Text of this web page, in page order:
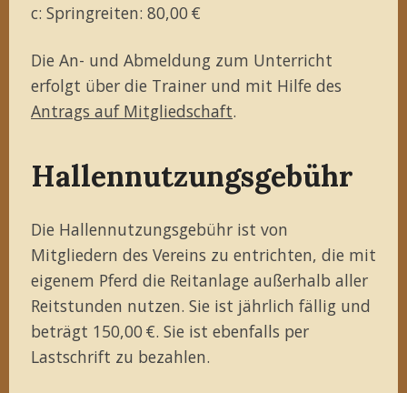
c: Springreiten: 80,00 €
Die An- und Abmeldung zum Unterricht
erfolgt über die Trainer und mit Hilfe des
Antrags auf Mitgliedschaft.
Hallennutzungsgebühr
Die Hallennutzungsgebühr ist von
Mitgliedern des Vereins zu entrichten, die mit
eigenem Pferd die Reitanlage außerhalb aller
Reitstunden nutzen. Sie ist jährlich fällig und
beträgt 150,00 €. Sie ist ebenfalls per
Lastschrift zu bezahlen.